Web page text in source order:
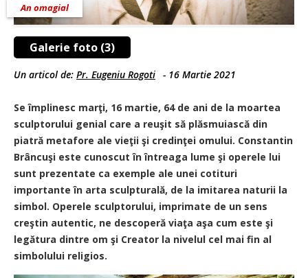
Galerie foto (3)
An omagial
Un articol de: Pr. Eugeniu Rogoti - 16 Martie 2021
Se împlinesc marţi, 16 martie, 64 de ani de la moartea
sculptorului genial care a reuşit să plăsmuiască din
piatră metafore ale vieţii şi credinţei omului. Constantin
Brâncuşi este cunoscut în întreaga lume şi operele lui
sunt prezentate ca exemple ale unei cotituri
importante în arta sculpturală, de la imitarea naturii la
simbol. Operele sculptorului, imprimate de un sens
creştin autentic, ne descoperă viaţa aşa cum este şi
legătura dintre om şi Creator la nivelul cel mai fin al
simbolului religios.